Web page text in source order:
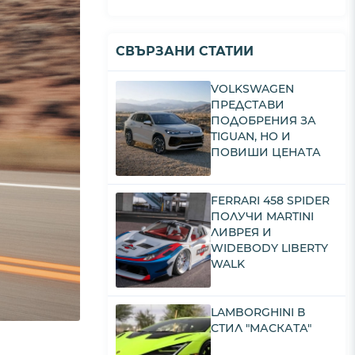
СВЪРЗАНИ СТАТИИ
VOLKSWAGEN
ПРЕДСТАВИ
ПОДОБРЕНИЯ ЗА
TIGUAN, НО И
ПОВИШИ ЦЕНАТА
FERRARI 458 SPIDER
ПОЛУЧИ MARTINI
ЛИВРЕЯ И
WIDEBODY LIBERTY
WALK
LAMBORGHINI В
СТИЛ "МАСКАТА"